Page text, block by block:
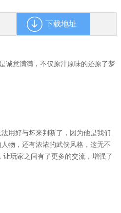
下载地址
意满满，不仅原汁原味的还原了梦
用好与坏来判断了，因为他是我们
物，还有浓浓的武侠风格，这无不
玩家之间有了更多的交流，增强了